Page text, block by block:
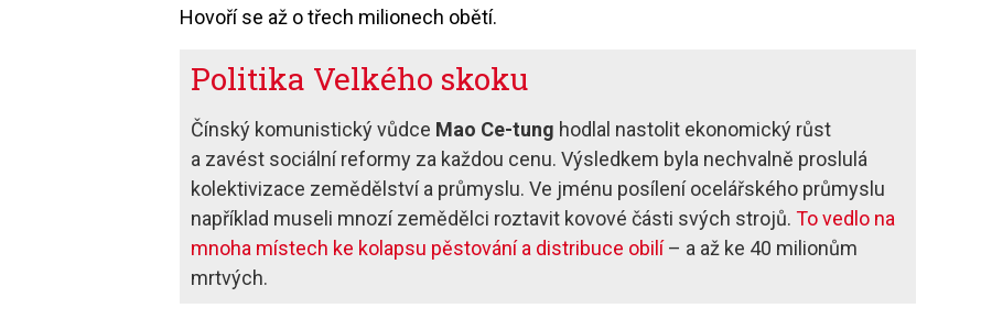
Hovoří se až o třech milionech obětí.
Politika Velkého skoku
Čínský komunistický vůdce Mao Ce-tung hodlal nastolit ekonomický růst
a zavést sociál­ní reformy za každou cenu. Výsledkem byla nechvalně proslulá
kolektivizace zemědělství a průmyslu. Ve jménu posílení ocelářského průmyslu
například museli mnozí zemědělci roztavit kovové části svých strojů.To vedlo na
mnoha místech ke kolapsu pěstování a distribuce obilí– a až ke 40 milionům
mrtvých.